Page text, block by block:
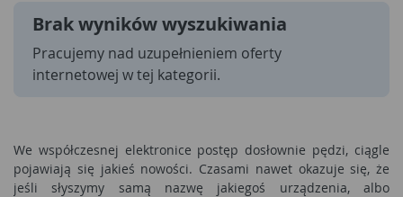
Brak wyników wyszukiwania
Pracujemy nad uzupełnieniem oferty
internetowej w tej kategorii.
We współczesnej elektronice postęp dosłownie pędzi, ciągle
pojawiają się jakieś nowości. Czasami nawet okazuje się, że
jeśli słyszymy samą nazwę jakiegoś urządzenia, albo